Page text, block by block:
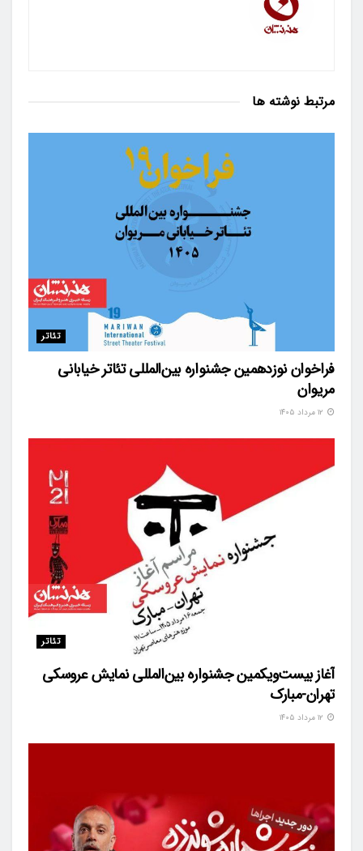
مرتبط نوشته ها
تئاتر
فراخوان نوزدهمین جشنواره بین‌المللی تئاتر خیابانی
مریوان
تئاتر
آغاز بیست‌ویکمین جشنواره بین‌المللی نمایش عروسکی
تهران-مبارک